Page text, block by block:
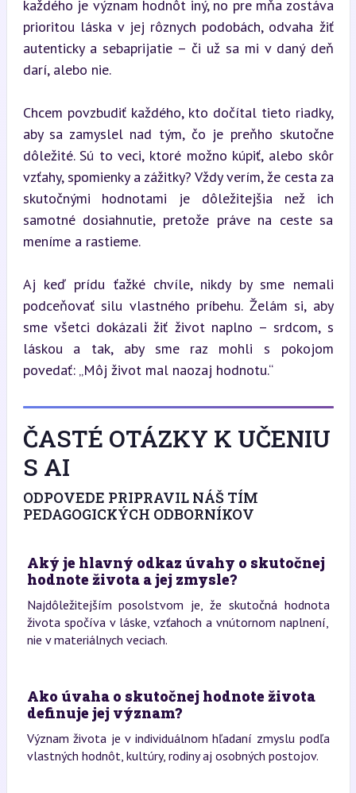
každého je význam hodnôt iný, no pre mňa zostáva
prioritou láska v jej rôznych podobách, odvaha žiť
autenticky a sebaprijatie – či už sa mi v daný deň
darí, alebo nie.
Chcem povzbudiť každého, kto dočítal tieto riadky,
aby sa zamyslel nad tým, čo je preňho skutočne
dôležité. Sú to veci, ktoré možno kúpiť, alebo skôr
vzťahy, spomienky a zážitky? Vždy verím, že cesta za
skutočnými hodnotami je dôležitejšia než ich
samotné dosiahnutie, pretože práve na ceste sa
meníme a rastieme.
Aj keď prídu ťažké chvíle, nikdy by sme nemali
podceňovať silu vlastného príbehu. Želám si, aby
sme všetci dokázali žiť život naplno – srdcom, s
láskou a tak, aby sme raz mohli s pokojom
povedať: „Môj život mal naozaj hodnotu.“
ČASTÉ OTÁZKY K UČENIU
S AI
ODPOVEDE PRIPRAVIL NÁŠ TÍM
PEDAGOGICKÝCH ODBORNÍKOV
Aký je hlavný odkaz úvahy o skutočnej
hodnote života a jej zmysle?
Najdôležitejším posolstvom je, že skutočná hodnota
života spočíva v láske, vzťahoch a vnútornom naplnení,
nie v materiálnych veciach.
Ako úvaha o skutočnej hodnote života
definuje jej význam?
Význam života je v individuálnom hľadaní zmyslu podľa
vlastných hodnôt, kultúry, rodiny aj osobných postojov.